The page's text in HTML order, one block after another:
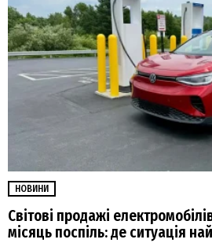
НОВИНИ
Світові продажі
місяць поспіль: де ситуація